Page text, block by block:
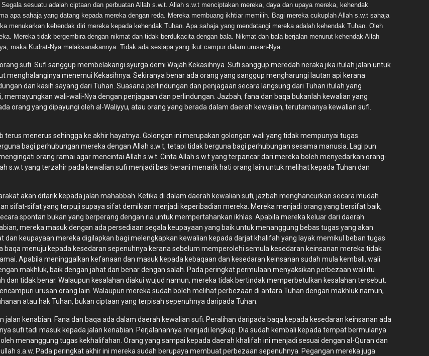
sesuatu adalah ciptaan dan perbuatan Allah s.w.t. Allah s.w.t menciptakan mereka, daya dan upaya mereka, kehendak
apa sahaja yang datang kepada mereka dengan reda. Mereka membuang ikhtiar memilih. Bagi mereka cukuplah Allah s.w.t sahaja
menukarkan kehendak diri mereka kepada kehendak Tuhan. Apa sahaja yang mendatangi mereka adalah kehendak Tuhan. Oleh
Mereka tidak bergembira dengan nikmat dan tidak berdukacita dengan bala. Nikmat dan bala berjalan menurut kehendak Allah
maka Kudrat-Nya melaksanakannya. Tidak ada sesiapa yang ikut campur dalam urusan-Nya.
sufi. Sufi sanggup membelakangi syurga demi Wajah Kekasihnya. Sufi sanggup meredah neraka jika itulah jalan untuk
menghalanginya menemui Kekasihnya. Sekiranya benar ada orang yang sanggup mengharungi lautan api kerana
dan kasih sayang dari Tuhan. Suasana perlindungan dan penjagaan secara langsung dari Tuhan itulah yang
memayungkan wali-wali-Nya dengan penjagaan dan perlindungan. Jazbah, fana dan baqa bukanlah kewalian yang
orang yang dipayungi oleh al-Waliyyu, atau orang yang berada dalam daerah kewalian, terutamanya kewalian sufi.
menerus sehingga ke akhir hayatnya. Golongan ini merupakan golongan wali yang tidak mempunyai tugas
bagi perhubungan mereka dengan Allah s.w.t, tetapi tidak berguna bagi perhubungan sesama manusia. Lagi pun
orang ramai agar mencintai Allah s.w.t. Cinta Allah s.w.t yang terpancar dari mereka boleh menyedarkan orang-
s.w.t yang terzahir pada kewalian sufi menjadi besi berani menarik hati orang lain untuk melihat kepada Tuhan dan
akan ditarik kepada jalan mahabbah. Ketika di dalam daerah kewalian sufi, jazbah menghancurkan secara mudah
sifat-sifat yang terpuji supaya sifat demikian menjadi keperibadian mereka. Mereka menjadi orang yang bersifat baik,
spontan bukan yang berperang dengan ria untuk mempertahankan ikhlas. Apabila mereka keluar dari daerah
mereka masuk dengan ada persediaan segala keupayaan yang baik untuk menanggung bebas tugas yang akan
dan keupayaan mereka digilapkan bagi melengkapkan kewalian kepada darjat khalifah yang layak memikul beban tugas
menuju kepada kesedaran sepenuhnya kerana sebelum memperolehi semula kesedaran keinsanan mereka tidak
Apabila meninggalkan kefanaan dan masuk kepada kebaqaan dan kesedaran keinsanan sudah mula kembali, wali
makhluk, baik dengan jahat dan benar dengan salah. Pada peringkat permulaan menyaksikan perbezaan wali itu
tidak benar. Walaupun kesalahan diakui wujud namun, mereka tidak bertindak memperbetulkan kesalahan tersebut.
urusan orang lain. Walaupun mereka sudah boleh melihat perbezaan di antara Tuhan dengan makhluk namun,
atau hak Tuhan, bukan ciptaan yang terpisah sepenuhnya daripada Tuhan.
kenabian. Fana dan baqa ada dalam daerah kewalian sufi. Peralihan daripada baqa kepada kesedaran keinsanan ada
sufi tadi masuk kepada jalan kenabian. Perjalanannya menjadi lengkap. Dia sudah kembali kepada tempat bermulanya
menanggung tugas kekhalifahan. Orang yang sampai kepada daerah khalifah ini menjadi sesuai dengan al-Quran dan
s.a.w. Pada peringkat akhir ini mereka sudah berupaya membuat perbezaan sepenuhnya. Pegangan mereka juga